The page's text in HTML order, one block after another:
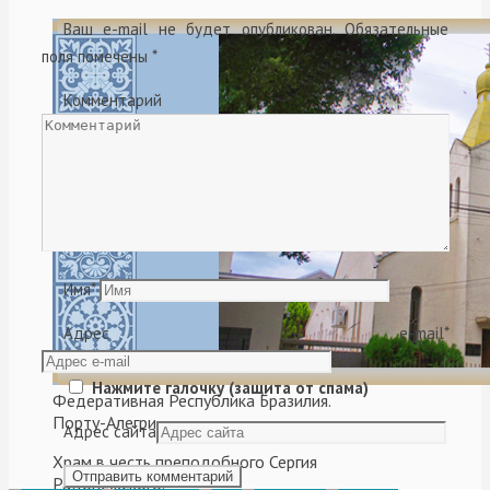
Федеративная Республика Бразилия.
Порту-Алегри.
Храм в честь преподобного Сергия
Радонежского.
Ваш e-mail не будет опубликован.Обязательные
поля помечены *
Комментарий
Имя*
Адрес e-mail*
Нажмите галочку (защита от спама)
Адрес сайта